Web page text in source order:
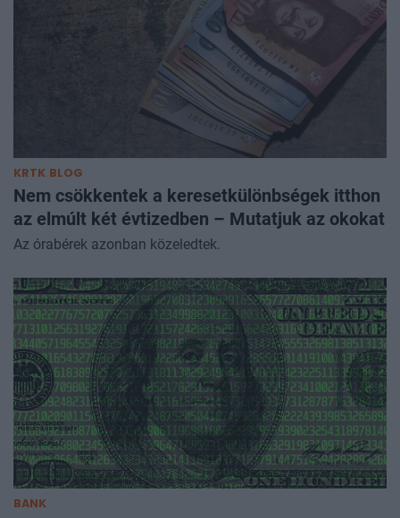
KRTK BLOG
Nem csökkentek a keresetkülönbségek itthon
az elmúlt két évtizedben – Mutatjuk az okokat
Az órabérek azonban közeledtek.
BANK